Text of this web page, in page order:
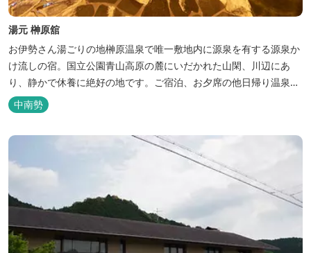
湯元 榊原舘
お伊勢さん湯ごりの地榊原温泉で唯一敷地内に源泉を有する源泉か
け流しの宿。国立公園青山高原の麓にいだかれた山閑、川辺にあ
り、静かで休養に絶好の地です。ご宿泊、お夕席の他日帰り温泉も
楽しめます。お料理にも温泉を用いた温泉野菜蒸しの他美と健康を
テーマとしたふるさと会席をご用意しています。
中南勢